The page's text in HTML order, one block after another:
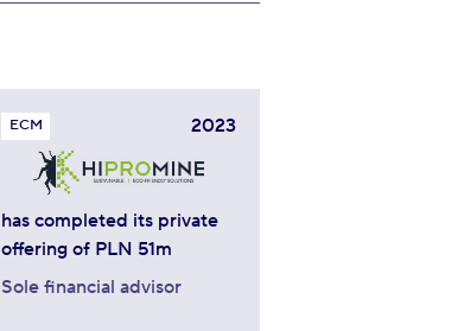
ECM 2023
has completed its private
offering of PLN 51m
Sole financial advisor